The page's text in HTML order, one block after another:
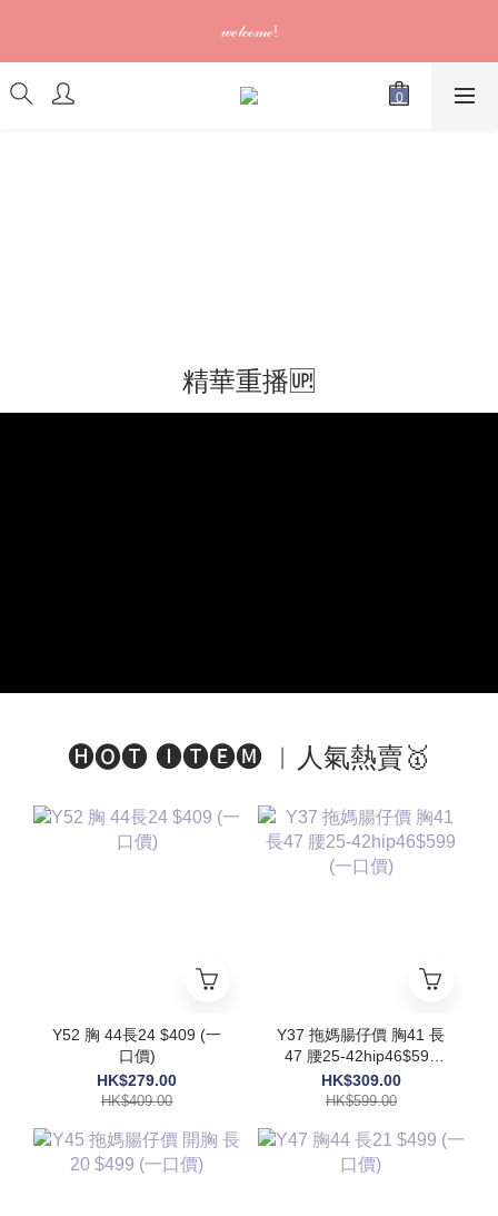
電郵為準)
𝓌ℯ𝓁𝒸ℴ𝓂ℯ!
訂單可供取貨/發貨後會發出電郵通知，請填妥正確資料 (*通知以
電郵為準)
精華重播🆙
🅗🅞🅣 🅘🅣🅔🅜 ︱人氣熱賣🥇
Y52 胸 44長24 $409 (一
口價)
HK$279.00
HK$409.00
Y37 拖媽腸仔價 胸41 長
47 腰25-42hip46$599
(一口價)
HK$309.00
HK$599.00